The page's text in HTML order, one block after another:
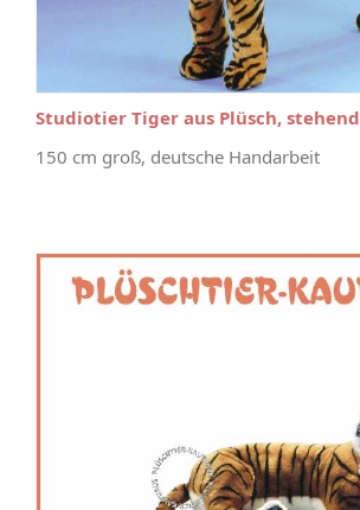
Studiotier Tiger aus Plüsch, stehend
150 cm groß, deutsche Handarbeit